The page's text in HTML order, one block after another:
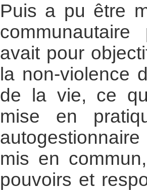
Puis a pu être
avait pour
la non-violence
de la vie, ce
mise en
mis en
pouvoirs et